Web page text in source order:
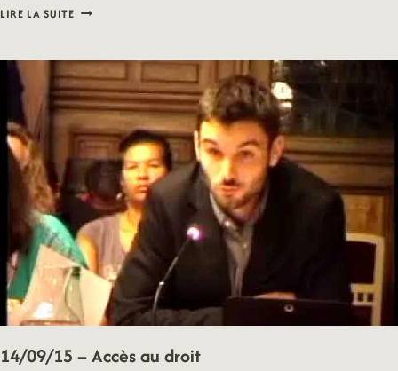
LIRE LA SUITE14/09/15
14/09/15 – Accès au droit